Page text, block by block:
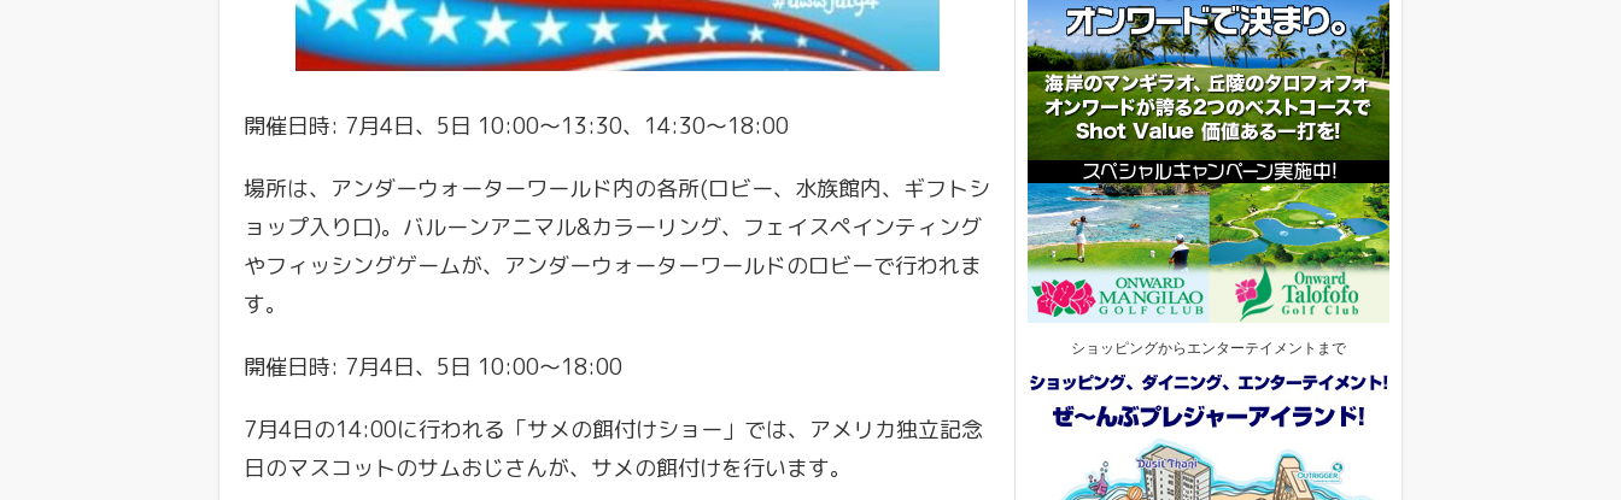
開催日時: 7月4日、5日 10:00〜13:30、14:30〜18:00
場所は、アンダーウォーターワールド内の各所(ロビー、水族館内、ギフトシ
ョップ入り口)。バルーンアニマル&カラーリング、フェイスペインティング
やフィッシングゲームが、アンダーウォーターワールドのロビーで行われま
す。
開催日時: 7月4日、5日 10:00〜18:00
7月4日の14:00に行われる「サメの餌付けショー」では、アメリカ独立記念
日のマスコットのサムおじさんが、サメの餌付けを行います。
ショッピングからエンターテイメントまで